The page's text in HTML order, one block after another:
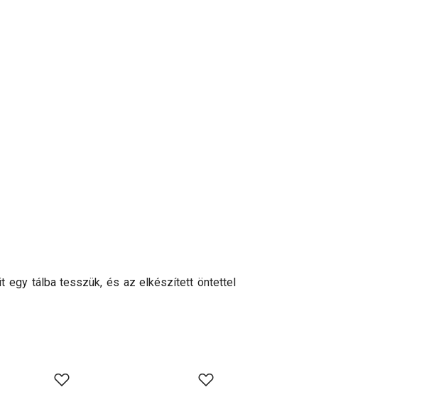
egy tálba tesszük, és az elkészített öntettel